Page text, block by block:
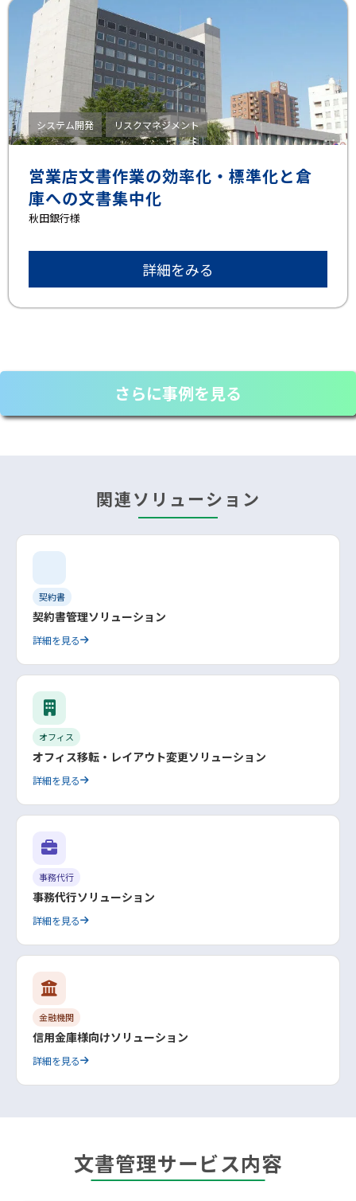
システム開発 リスクマネジメント
営業店文書作業の効率化・標準化と倉
庫への文書集中化
秋田銀行様
詳細をみる
さらに事例を見る
関連ソリューション
契約書
契約書管理ソリューション
詳細を見る
オフィス
オフィス移転・レイアウト変更ソリューション
詳細を見る
事務代行
事務代行ソリューション
詳細を見る
金融機関
信用金庫様向けソリューション
詳細を見る
文書管理サービス内容